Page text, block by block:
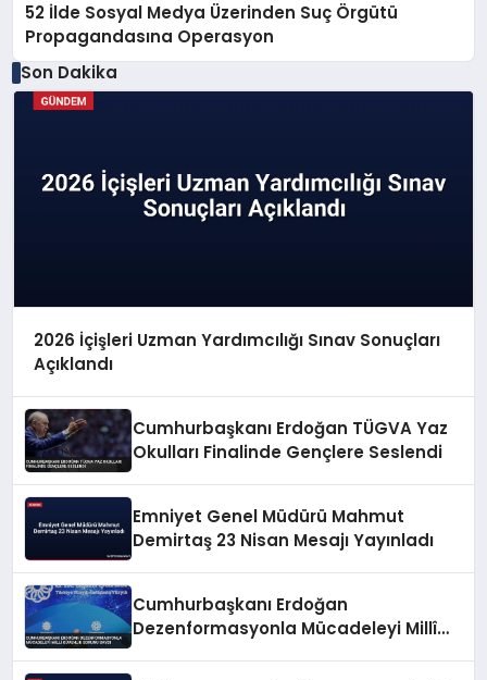
52 İlde Sosyal Medya Üzerinden Suç Örgütü
Propagandasına Operasyon
Son Dakika
2026 İçişleri Uzman Yardımcılığı Sınav Sonuçları
Açıklandı
Cumhurbaşkanı Erdoğan TÜGVA Yaz
Okulları Finalinde Gençlere Seslendi
Emniyet Genel Müdürü Mahmut
Demirtaş 23 Nisan Mesajı Yayınladı
Cumhurbaşkanı Erdoğan
Dezenformasyonla Mücadeleyi Millî